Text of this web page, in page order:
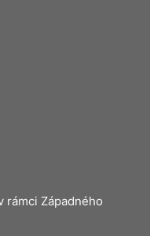
rámci Západného